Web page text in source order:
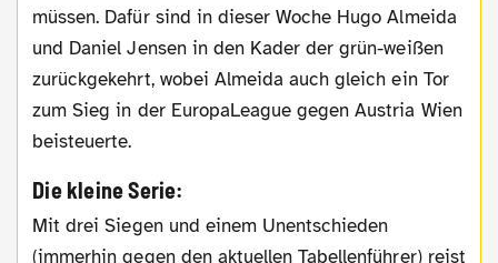
müssen. Dafür sind in dieser Woche Hugo Almeida
und Daniel Jensen in den Kader der grün-weißen
zurückgekehrt, wobei Almeida auch gleich ein Tor
zum Sieg in der EuropaLeague gegen Austria Wien
beisteuerte.
Die kleine Serie:
Mit drei Siegen und einem Unentschieden
(immerhin gegen den aktuellen Tabellenführer) reist